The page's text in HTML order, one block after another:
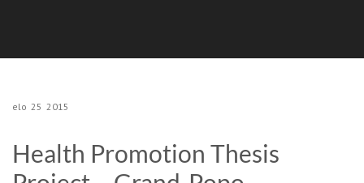
elo 25 2015
Health Promotion Thesis